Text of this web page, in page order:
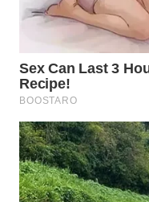
WN
UTARA
WN
WN
PADANG
LAWAS